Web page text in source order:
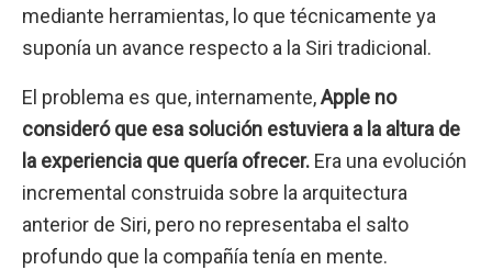
mediante herramientas, lo que técnicamente ya
suponía un avance respecto a la Siri tradicional.
El problema es que, internamente,Apple no
consideró que esa solución estuviera a la altura de
la experiencia que quería ofrecer. Era una evolución
incremental construida sobre la arquitectura
anterior de Siri, pero no representaba el salto
profundo que la compañía tenía en mente.